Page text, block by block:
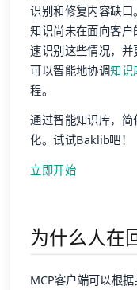
识别和修复内容缺
知识尚未在面向客
速识别这些情况，
可以智能地协调知识
程。
通过智能知识库，
化。试试Baklib吧！
立即开始
为什么人在
MCP客户端可以根